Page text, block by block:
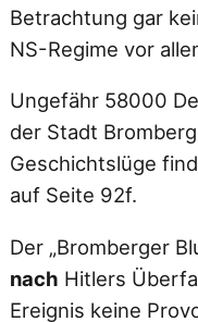
Betrachtung gar
NS-Regime vor
Ungefähr 58000
der Stadt
Geschichtslüge
auf Seite 92f.
Der „Bromberger
nach Hitlers
Ereignis keine